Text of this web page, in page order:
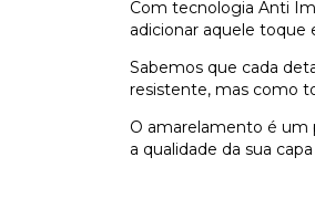
Com tecnologia Anti
adicionar aquele toque
Sabemos que cada
resistente, mas como
O amarelamento é um
a qualidade da sua